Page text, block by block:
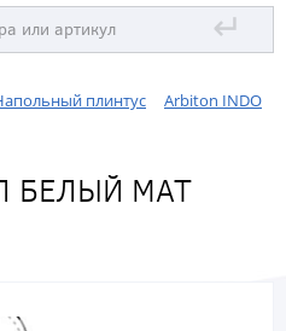
↵
плинтус
Arbiton INDO
БЕЛЫЙ МАТ